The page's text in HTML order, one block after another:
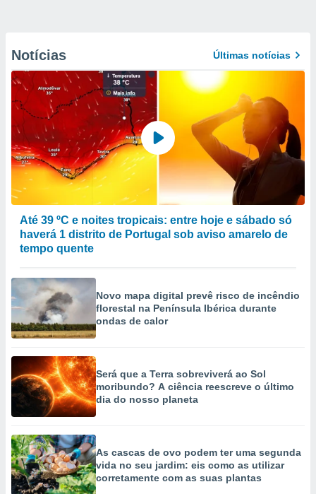
Notícias Últimas notícias
Até 39 ºC e noites tropicais: entre hoje e sábado só
haverá 1 distrito de Portugal sob aviso amarelo de
tempo quente
Novo mapa digital prevê risco de incêndio
florestal na Península Ibérica durante
ondas de calor
Será que a Terra sobreviverá ao Sol
moribundo? A ciência reescreve o último
dia do nosso planeta
As cascas de ovo podem ter uma segunda
vida no seu jardim: eis como as utilizar
corretamente com as suas plantas